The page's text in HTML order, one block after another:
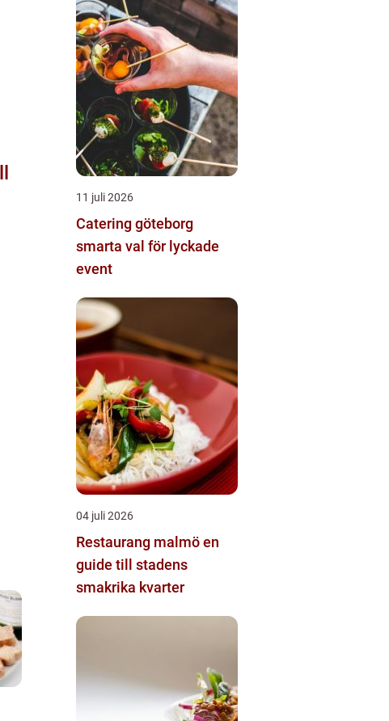
11 juli 2026
Catering göteborg
smarta val för lyckade
event
04 juli 2026
Restaurang malmö en
guide till stadens
smakrika kvarter